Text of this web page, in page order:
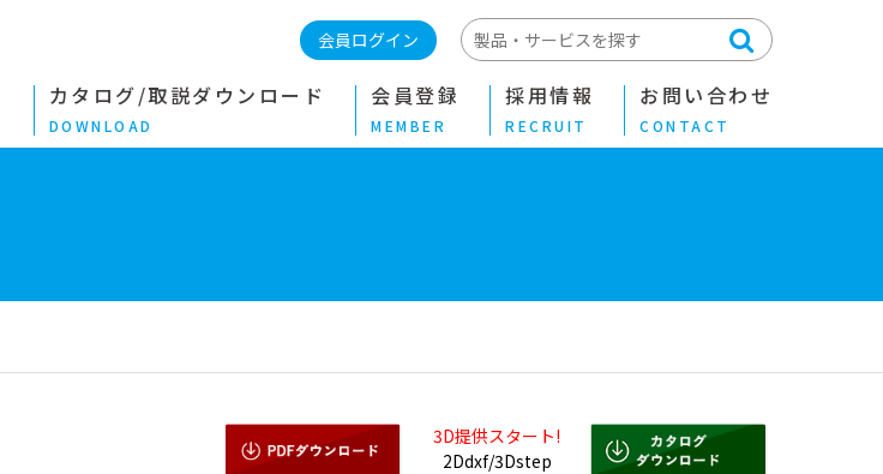
カタログ/取説ダウンロード
DOWNLOAD
会員登録
MEMBER
採用情報
RECRUIT
お問い合わせ
CONTACT
会員ログイン
3D提供スタート!
2Ddxf/3Dstep